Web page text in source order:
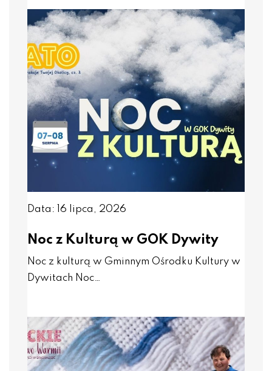
Data: 16 lipca, 2026
Noc z Kulturą w GOK Dywity
Noc z kulturą w Gminnym Ośrodku Kultury w
Dywitach Noc…